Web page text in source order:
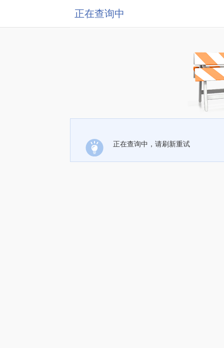
正在查询中
正在查询中，请刷新重试